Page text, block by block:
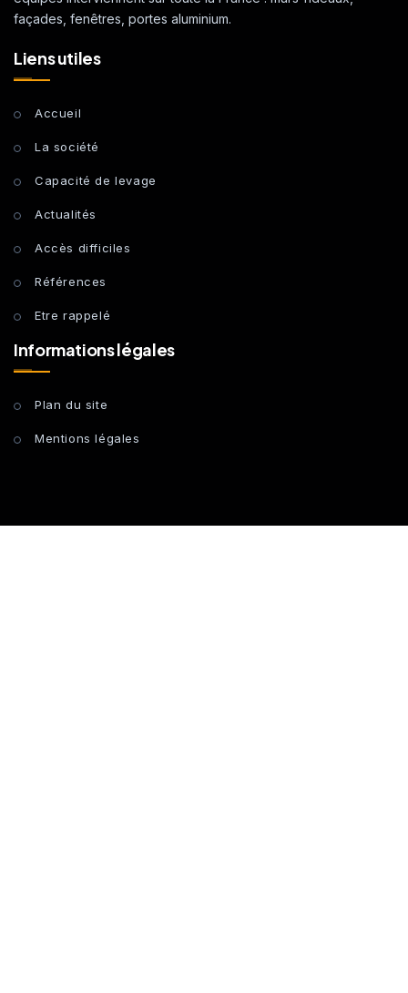
façades, fenêtres, portes aluminium.
Liens utiles
Accueil
La société
Capacité de levage
Actualités
Accès difficiles
Références
Etre rappelé
Informations légales
Plan du site
Mentions légales